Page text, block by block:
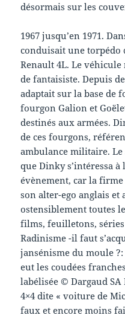
désormais sur les
1967 jusqu’en 1971.
conduisait une torpédo
Renault 4L. Le véhicule
de fantaisiste. Depuis
adaptait sur la base de
fourgon Galion et
destinés aux armées.
de ces fourgons,
ambulance militaire. Le
que Dinky s’intéressa
évènement, car la firme
son alter-ego anglais et
ostensiblement toutes
films, feuilletons, séries
Radinisme -il faut
jansénisme du moule
eut les coudées
labélisée © Dargaud
4×4 dite « voiture de
faux et encore moins